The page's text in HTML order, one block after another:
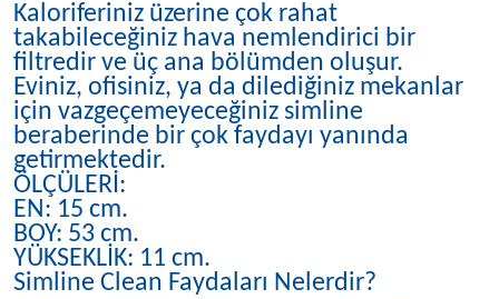
Kaloriferiniz üzerine çok rahat
takabileceğiniz hava nemlendirici bir
filtredir ve üç ana bölümden oluşur.
Eviniz, ofisiniz, ya da dilediğiniz mekanlar
için vazgeçemeyeceğiniz simline
beraberinde bir çok faydayı yanında
getirmektedir.
ÖLÇÜLERİ:
EN: 15 cm.
BOY: 53 cm.
YÜKSEKLİK: 11 cm.
Simline Clean Faydaları Nelerdir?